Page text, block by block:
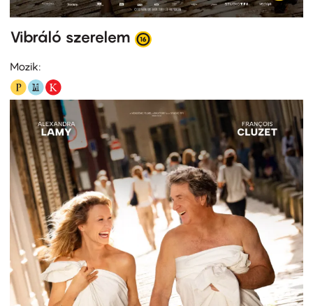
Vibráló szerelem
Mozik: